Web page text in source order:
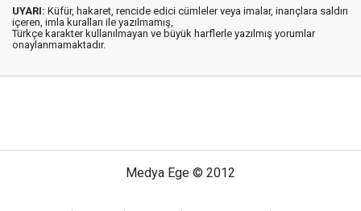
UYARI: Küfür, hakaret, rencide edici cümleler veya imalar, inançlara saldırı
içeren, imla kuralları ile yazılmamış,
Türkçe karakter kullanılmayan ve büyük harflerle yazılmış yorumlar
onaylanmamaktadır.
Medya Ege © 2012